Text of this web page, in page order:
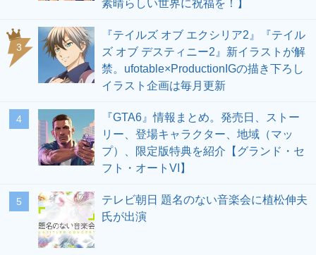
素晴らしい世界に祝福を！】
3
『テイルズ オブ エクシリア2』『テイル
ズ オブ デスティニー2』新イラストが解
禁。ufotable×ProductionIGの描き下ろし
イラスト企画は毎月更新
4
『GTA6』情報まとめ。発売日、ストー
リー、登場キャラクター、地域（マッ
プ）、限定版特典を紹介【グランド・セ
フト・オートVI】
5
テレビ朝日 題名のない音楽会に植松伸夫
氏が出演